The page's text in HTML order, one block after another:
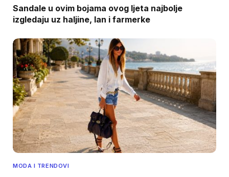
Sandale u ovim bojama ovog ljeta najbolje
izgledaju uz haljine, lan i farmerke
MODA I TRENDOVI